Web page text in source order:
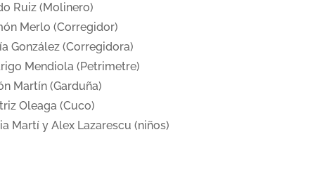
Ruiz (Molinero)
Merlo (Corregidor)
González (Corregidora)
Mendiola (Petrimetre)
Martín (Garduña)
Oleaga (Cuco)
Martí y Alex Lazarescu (niños)